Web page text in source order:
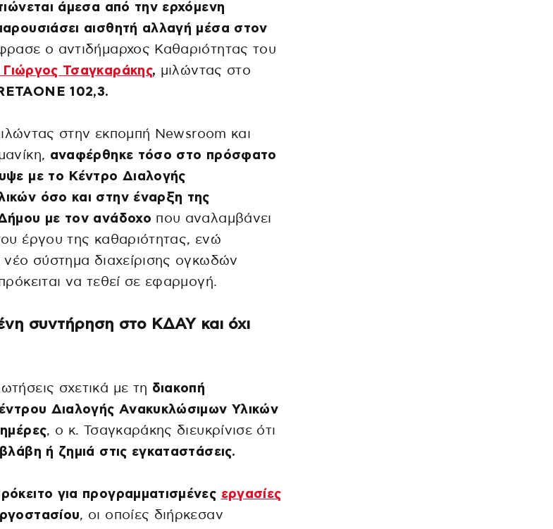
άμεσα από την ερχόμενη
αισθητή αλλαγή μέσα στον
ο αντιδήμαρχος Καθαριότητας του
Γιώργος Τσαγκαράκης, μιλώντας στο
102,3.
στην εκπομπή Newsroom και
αναφέρθηκε τόσο στο πρόσφατο
με το Κέντρο Διαλογής
όσο και στην έναρξη της
με τον ανάδοχο που αναλαμβάνει
έργου της καθαριότητας, ενώ
νέο σύστημα διαχείρισης ογκωδών
να τεθεί σε εφαρμογή.
συντήρηση στο ΚΔΑΥ και όχι
σχετικά με τη διακοπή
Διαλογής Ανακυκλώσιμων Υλικών
, ο κ. Τσαγκαράκης διευκρίνισε ότι
ή ζημιά στις εγκαταστάσεις.
για προγραμματισμένες εργασίες
, οι οποίες διήρκεσαν